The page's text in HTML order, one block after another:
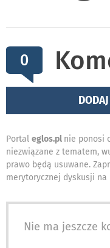
0
Portal eglos.pl nie ponosi
niezwiązane z tematem,
prawo będą usuwane.
merytorycznej dyskusji na
Nie ma jeszcze